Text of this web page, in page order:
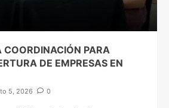
COORDINACIÓN PARA
DE EMPRESAS EN
5, 2026 0